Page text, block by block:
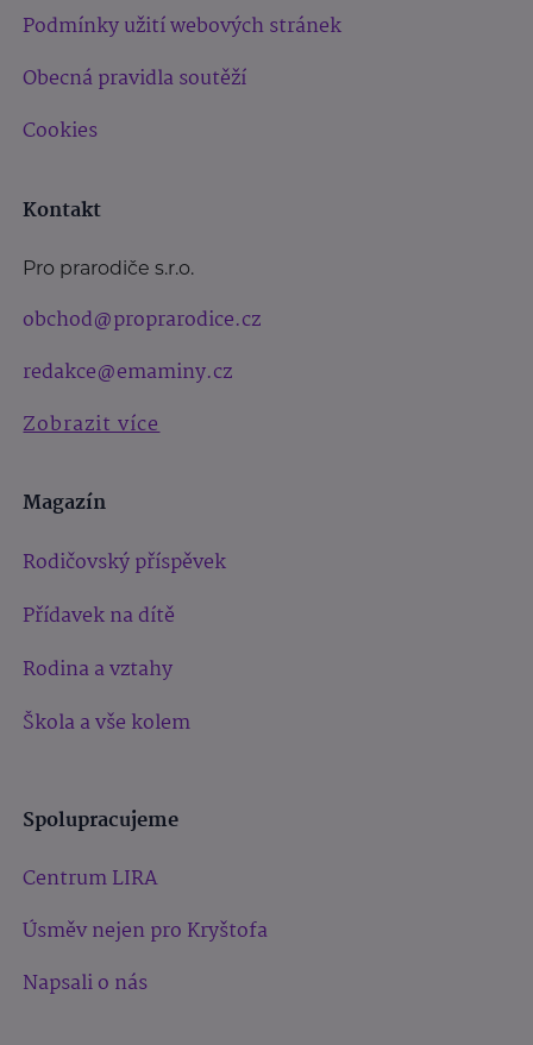
Podmínky užití webových stránek
Obecná pravidla soutěží
Cookies
Kontakt
Pro prarodiče s.r.o.
obchod@proprarodice.cz
redakce@emaminy.cz
Zobrazit více
Magazín
Rodičovský příspěvek
Přídavek na dítě
Rodina a vztahy
Škola a vše kolem
Spolupracujeme
Centrum LIRA
Úsměv nejen pro Kryštofa
Napsali o nás